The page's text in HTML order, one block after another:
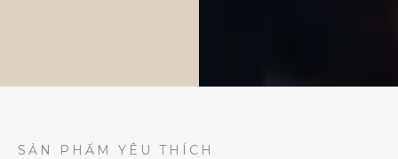
SẢN PHẨM YÊU THÍCH